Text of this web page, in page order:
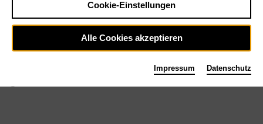
Cookie-Einstellungen
Alle Cookies akzeptieren
Impressum Datenschutz